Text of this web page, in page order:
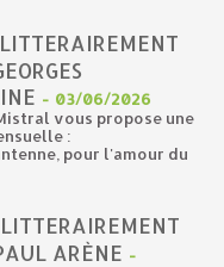
- 03/06/2026
vous propose une
:
pour l'amour du
ARÈNE -